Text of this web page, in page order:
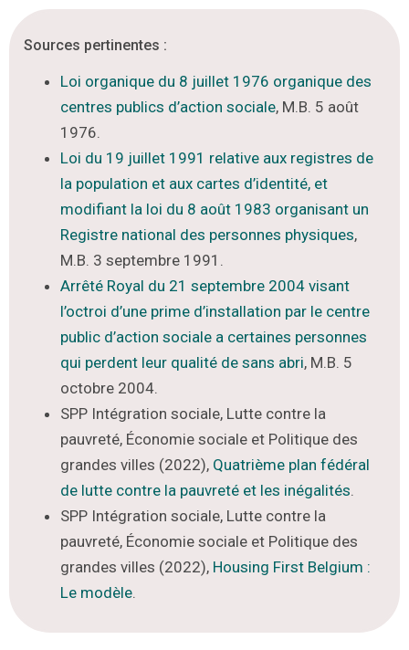
Sources pertinentes :
Loi organique du 8 juillet 1976 organique des
centres publics d’action sociale, M.B. 5 août
1976.
Loi du 19 juillet 1991 relative aux registres de
la population et aux cartes d’identité, et
modifiant la loi du 8 août 1983 organisant un
Registre national des personnes physiques,
M.B. 3 septembre 1991.
Arrêté Royal du 21 septembre 2004 visant
l’octroi d’une prime d’installation par le centre
public d’action sociale a certaines personnes
qui perdent leur qualité de sans abri, M.B . 5
octobre 2004.
SPP Intégration sociale, Lutte contre la
pauvreté, Économie sociale et Politique des
grandes villes (2022), Quatrième plan fédéral
de lutte contre la pauvreté et les inégalités
SPP Intégration sociale, Lutte contre la
pauvreté, Économie sociale et Politique des
grandes villes (2022), Housing First Belgium :
Le modèle